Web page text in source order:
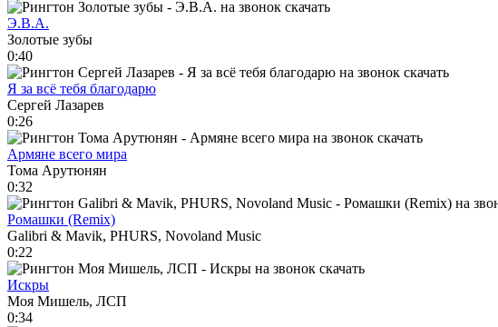
Э.В.А.
Золотые зубы
0:40
Я за всё тебя благодарю
Сергей Лазарев
0:26
Армяне всего мира
Тома Арутюнян
0:32
Ромашки (Remix)
Galibri & Mavik, PHURS, Novoland Music
0:22
Искры
Моя Мишель, ЛСП
0:34